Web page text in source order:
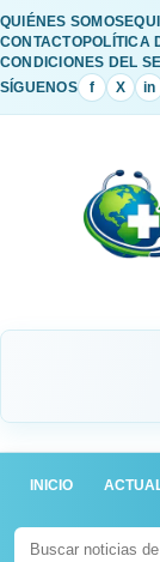
QUIÉNES SOMOS
CONTACTOPOLÍTICA
CONDICIONES DEL
SÍGUENOS
f X in
INICIO